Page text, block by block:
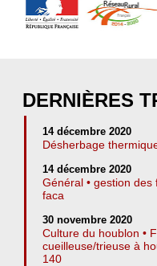
DERNIÈRES
14 décembre 2020
Désherbage
14 décembre 2020
Général • gestion
faca
30 novembre 2020
Culture du houblon •
cueilleuse/trieuse à
140